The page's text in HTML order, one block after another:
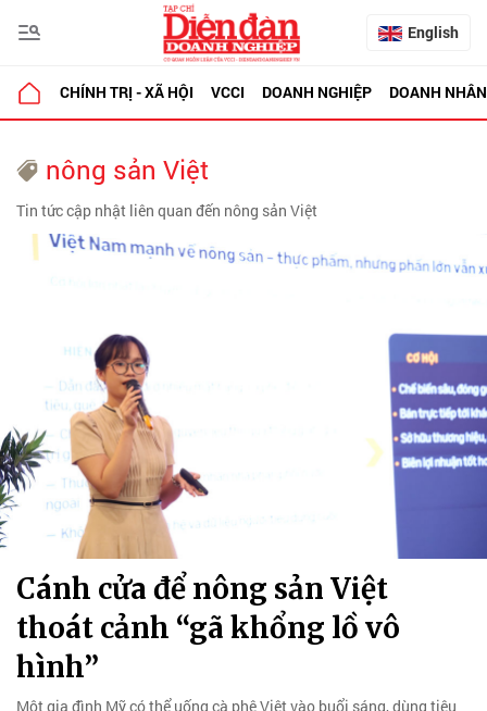
English
CHÍNH TRỊ - XÃ HỘI VCCI DOANH NGHIỆP DOANH NHÂN
nông sản Việt
Tin tức cập nhật liên quan đến nông sản Việt
Cánh cửa để nông sản Việt
thoát cảnh “gã khổng lồ vô
hình”
Một gia đình Mỹ có thể uống cà phê Việt vào buổi sáng, dùng tiêu